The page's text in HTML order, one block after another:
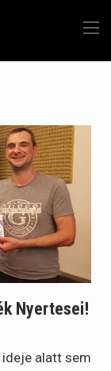
Nyertesei!
alatt sem